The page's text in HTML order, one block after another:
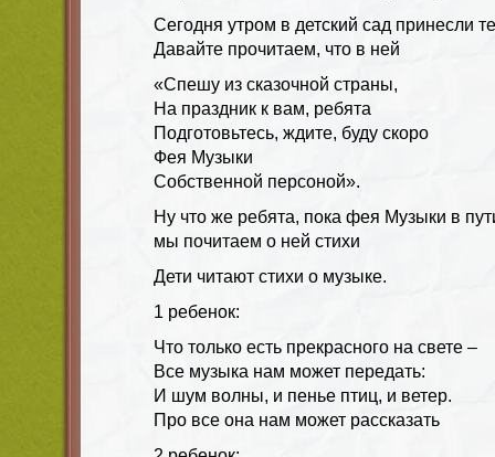
Сегодня утром в детский сад принесли
Давайте прочитаем, что в ней
«Спешу из сказочной страны,
На праздник к вам, ребята
Подготовьтесь, ждите, буду скоро
Фея Музыки
Собственной персоной».
Ну что же ребята, пока фея Музыки в
мы почитаем о ней стихи
Дети читают стихи о музыке.
1 ребенок:
Что только есть прекрасного на свете –
Все музыка нам может передать:
И шум волны, и пенье птиц, и ветер.
Про все она нам может рассказать